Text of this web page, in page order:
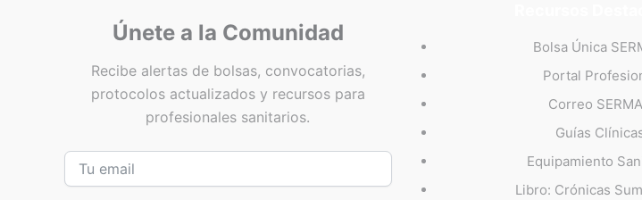
Únete a la Comunidad
Recibe alertas de bolsas, convocatorias,
protocolos actualizados y recursos para
profesionales sanitarios.
Bolsa Única
Portal
Correo
Guías
Equipamiento
Libro: Crónicas